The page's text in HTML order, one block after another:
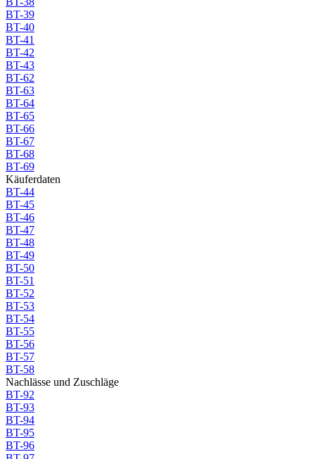
BT-39
BT-40
BT-41
BT-42
BT-43
BT-62
BT-63
BT-64
BT-65
BT-66
BT-67
BT-68
BT-69
Käuferdaten
BT-44
BT-45
BT-46
BT-47
BT-48
BT-49
BT-50
BT-51
BT-52
BT-53
BT-54
BT-55
BT-56
BT-57
BT-58
Nachlässe und Zuschläge
BT-92
BT-93
BT-94
BT-95
BT-96